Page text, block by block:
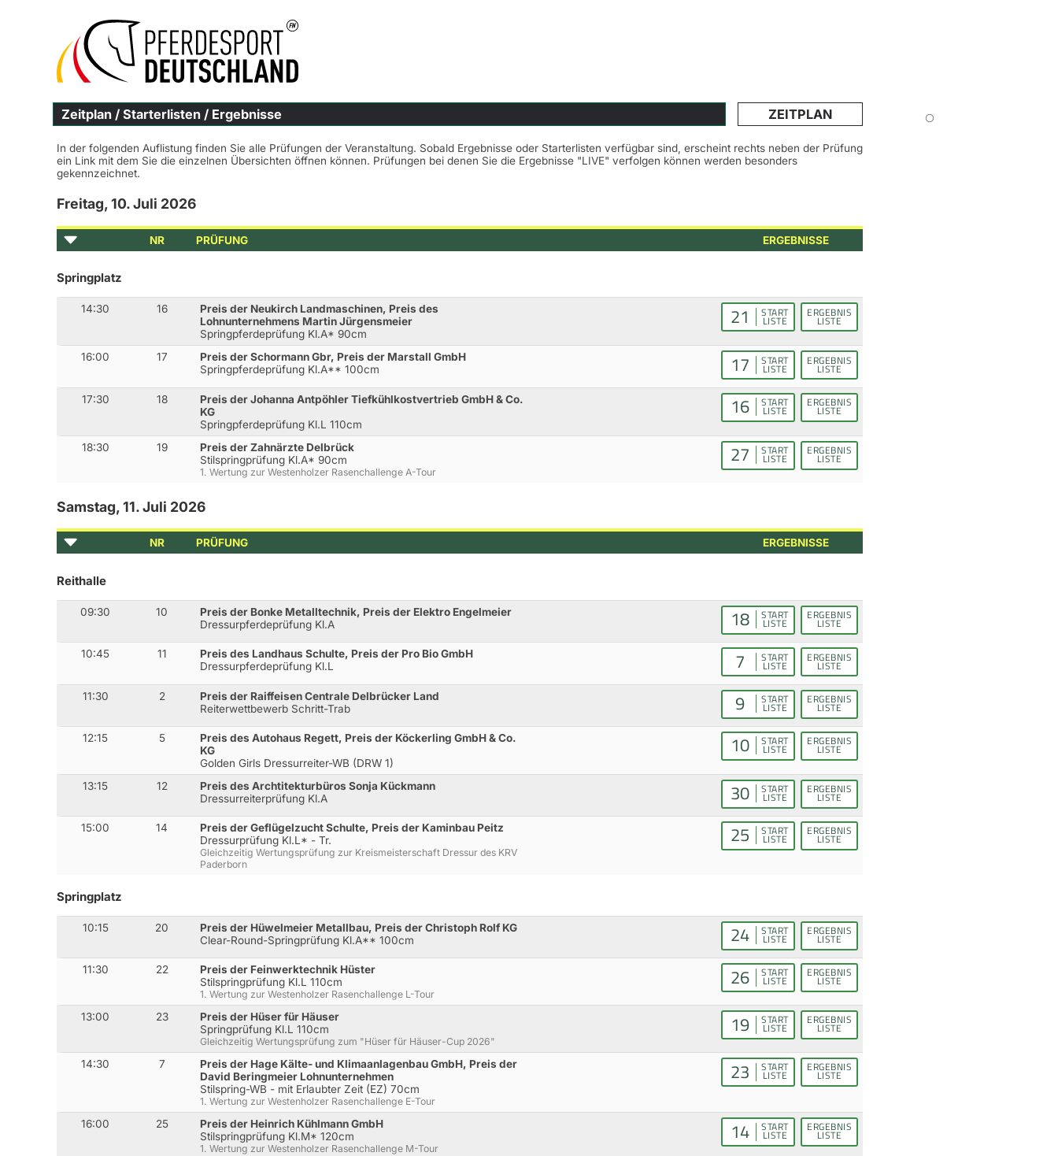
Zeitplan / Starterlisten / Ergebnisse ZEITPLAN
In der folgenden Auflistung finden Sie alle Prüfungen der Veranstaltung. Sobald Ergebnisse oder Starterlisten verfügbar sind, erscheint rechts neben der Prüfung
ein Link mit dem Sie die einzelnen Übersichten öffnen können. Prüfungen bei denen Sie die Ergebnisse "LIVE" verfolgen können werden besonders
gekennzeichnet.
Freitag, 10. Juli 2026
NR PRÜFUNG ERGEBNISSE
Springplatz
14:30 16
Preis der Neukirch Landmaschinen, Preis des
Lohnunternehmens Martin Jürgensmeier
Springpferdeprüfung Kl.A* 90cm
21 START
LISTE
ERGEBNIS
LISTE
16:00 17
Preis der Schormann Gbr, Preis der Marstall GmbH
Springpferdeprüfung Kl.A** 100cm
17 START
LISTE
ERGEBNIS
LISTE
17:30 18
Preis der Johanna Antpöhler Tiefkühlkostvertrieb GmbH & Co.
KG
Springpferdeprüfung Kl.L 110cm
16 START
LISTE
ERGEBNIS
LISTE
18:30 19
Preis der Zahnärzte Delbrück
Stilspringprüfung Kl.A* 90cm
1. Wertung zur Westenholzer Rasenchallenge A-Tour
27 START
LISTE
ERGEBNIS
LISTE
Samstag, 11. Juli 2026
NR PRÜFUNG ERGEBNISSE
Reithalle
09:30 10
Preis der Bonke Metalltechnik, Preis der Elektro Engelmeier
Dressurpferdeprüfung Kl.A
18 START
LISTE
ERGEBNIS
LISTE
10:45 11
Preis des Landhaus Schulte, Preis der Pro Bio GmbH
Dressurpferdeprüfung Kl.L
7 START
LISTE
ERGEBNIS
LISTE
11:30 2
Preis der Raiffeisen Centrale Delbrücker Land
Reiterwettbewerb Schritt-Trab
9 START
LISTE
ERGEBNIS
LISTE
12:15 5
Preis des Autohaus Regett, Preis der Köckerling GmbH & Co.
KG
Golden Girls Dressurreiter-WB (DRW 1)
10 START
LISTE
ERGEBNIS
LISTE
13:15 12
Preis des Archtitekturbüros Sonja Kückmann
Dressurreiterprüfung Kl.A
30 START
LISTE
ERGEBNIS
LISTE
15:00 14
Preis der Geflügelzucht Schulte, Preis der Kaminbau Peitz
Dressurprüfung Kl.L* - Tr.
Gleichzeitig Wertungsprüfung zur Kreismeisterschaft Dressur des KRV
Paderborn
25 START
LISTE
ERGEBNIS
LISTE
Springplatz
10:15 20
Preis der Hüwelmeier Metallbau, Preis der Christoph Rolf KG
Clear-Round-Springprüfung Kl.A** 100cm
24 START
LISTE
ERGEBNIS
LISTE
11:30 22
Preis der Feinwerktechnik Hüster
Stilspringprüfung Kl.L 110cm
1. Wertung zur Westenholzer Rasenchallenge L-Tour
26 START
LISTE
ERGEBNIS
LISTE
13:00 23
Preis der Hüser für Häuser
Springprüfung Kl.L 110cm
Gleichzeitig Wertungsprüfung zum "Hüser für Häuser-Cup 2026"
19 START
LISTE
ERGEBNIS
LISTE
14:30 7
Preis der Hage Kälte- und Klimaanlagenbau GmbH, Preis der
David Beringmeier Lohnunternehmen
Stilspring-WB - mit Erlaubter Zeit (EZ) 70cm
1. Wertung zur Westenholzer Rasenchallenge E-Tour
23 START
LISTE
ERGEBNIS
LISTE
16:00 25
Preis der Heinrich Kühlmann GmbH
Stilspringprüfung Kl.M* 120cm
1. Wertung zur Westenholzer Rasenchallenge M-Tour
14 START
LISTE
ERGEBNIS
LISTE